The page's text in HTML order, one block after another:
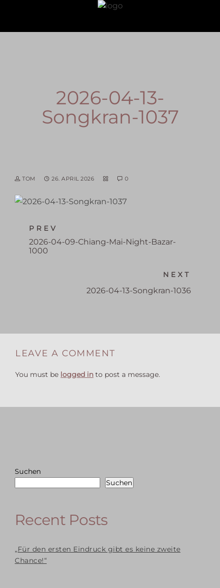
2026-04-13-
Songkran-1037
TOM 26. APRIL 2026 0
PREV
2026-04-09-Chiang-Mai-Night-Bazar-
1000
NEXT
2026-04-13-Songkran-1036
LEAVE A COMMENT
You must be logged in to post a message.
Suchen
Suchen
Recent Posts
„Für den ersten Eindruck gibt es keine zweite
Chance!“